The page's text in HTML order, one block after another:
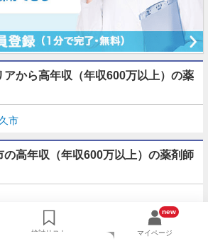
アから高年収（年収600万以上）の薬
市
の高年収（年収600万以上）の薬剤師
パート・アルバイト
検討リスト
new
マイページ